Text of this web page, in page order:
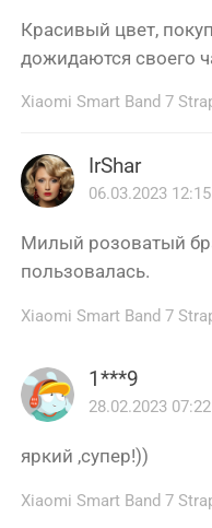
Красивый цвет,
дожидаются своего
Xiaomi Smart Band 7
IrShar
06.03.2023 12:15
Милый розоватый
пользовалась.
Xiaomi Smart Band 7
1***9
28.02.2023 07:22
яркий ,супер!))
Xiaomi Smart Band 7